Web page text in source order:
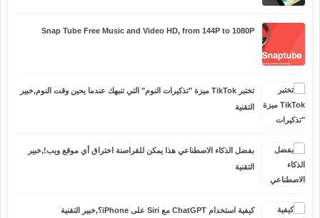
Snap Tube Free Music and Video HD, from 144P to 1080P
تختبر TikTok ميزة "تذكيرات النوم" التي تنبهك عندما يحين وقت النوم,خبير
التقنية
بفضل الذكاء الاصطناعي هذا يمكن للقراصنة اختراق أي موقع ويب!,خبير
التقنية
كيفية استخدام ChatGPT مع Siri على iPhone؟,خبير التقنية